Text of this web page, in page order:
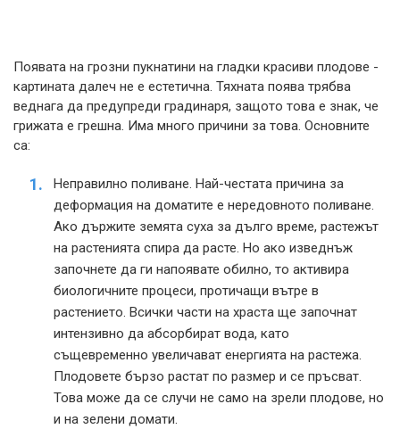
Появата на грозни пукнатини на гладки красиви плодове -
картината далеч не е естетична. Тяхната поява трябва
веднага да предупреди градинаря, защото това е знак, че
грижата е грешна. Има много причини за това. Основните
са:
Неправилно поливане. Най-честата причина за
деформация на доматите е нередовното поливане.
Ако държите земята суха за дълго време, растежът
на растенията спира да расте. Но ако изведнъж
започнете да ги напоявате обилно, то активира
биологичните процеси, протичащи вътре в
растението. Всички части на храста ще започнат
интензивно да абсорбират вода, като
същевременно увеличават енергията на растежа.
Плодовете бързо растат по размер и се пръсват.
Това може да се случи не само на зрели плодове, но
и на зелени домати.